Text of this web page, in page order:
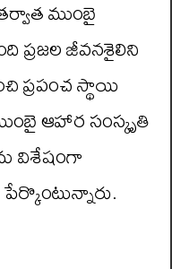
ముంబై
ప్రజల జీవనశైలిని
ప్రపంచ స్థాయి
ఆహార సంస్కృతి
విశేషంగా